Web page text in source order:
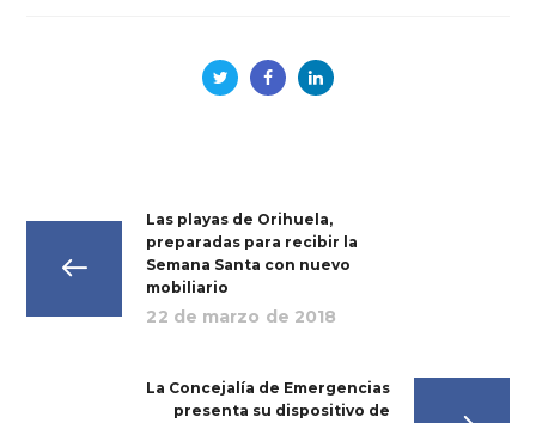
Las playas de Orihuela,
preparadas para recibir la
Semana Santa con nuevo
mobiliario
22 de marzo de 2018
La Concejalía de Emergencias
presenta su dispositivo de